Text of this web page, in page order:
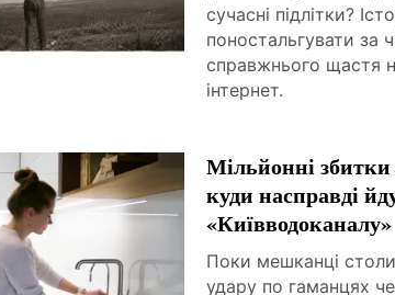
сучасні підлітки?
поностальгувати за
справжнього щастя
інтернет.
Мільйонні
куди насправді
«Київводоканалу»
Поки мешканці
удару по гаманцях